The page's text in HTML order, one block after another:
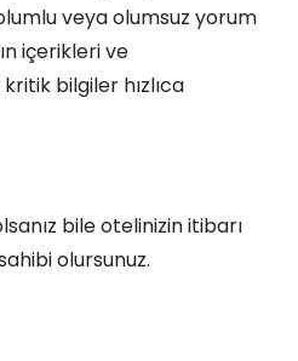
veya olumsuz yorum
içerikleri ve
bilgiler hızlıca
bile otelinizin itibarı
olursunuz.